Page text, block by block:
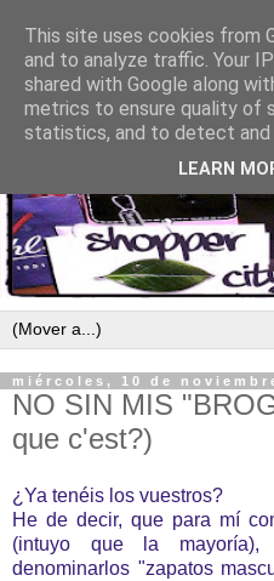
miércoles, 10 de
NO SIN MIS
que c'est?)
¿Ya tenéis los vuestros?
He de decir, que para mí
(intuyo que la
denominarlos "zapatos
This site uses cookies from
and to analyze traffic. Your
shared with Google along
metrics to ensure quality of
statistics, and to detect and
LEARN